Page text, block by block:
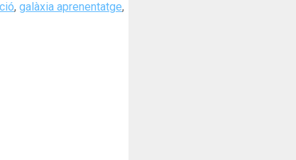
, galàxia aprenentatge,